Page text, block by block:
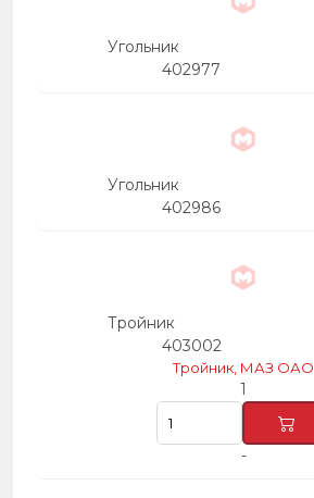
Угольник
402977
Угольник
402986
Тройник
403002
Тройник, МАЗ ОАО
1
-